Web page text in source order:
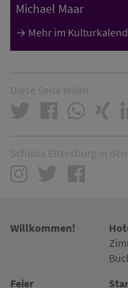
Michael Maar
Mehr im
Diese Seite teilen
Schloss Ettersburg in
Willkommen!
Feier